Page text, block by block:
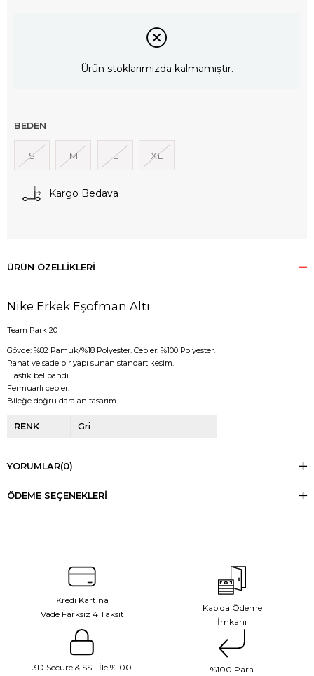
Ürün stoklarımızda kalmamıştır.
BEDEN
S M L XL
Kargo Bedava
ÜRÜN ÖZELLIKLERI
Nike Erkek Eşofman Altı
Team Park 20
Gövde: %82 Pamuk/%18 Polyester. Cepler: %100 Polyester.
Rahat ve sade bir yapı sunan standart kesim.
Elastik bel bandı.
Fermuarlı cepler.
Bileğe doğru daralan tasarım.
RENK Gri
YORUMLAR(0)
ÖDEME SEÇENEKLERI
Kredi Kartına
Vade Farksız 4 Taksit
Kapıda Ödeme
İmkanı
3D Secure & SSL İle %100
%100 Para